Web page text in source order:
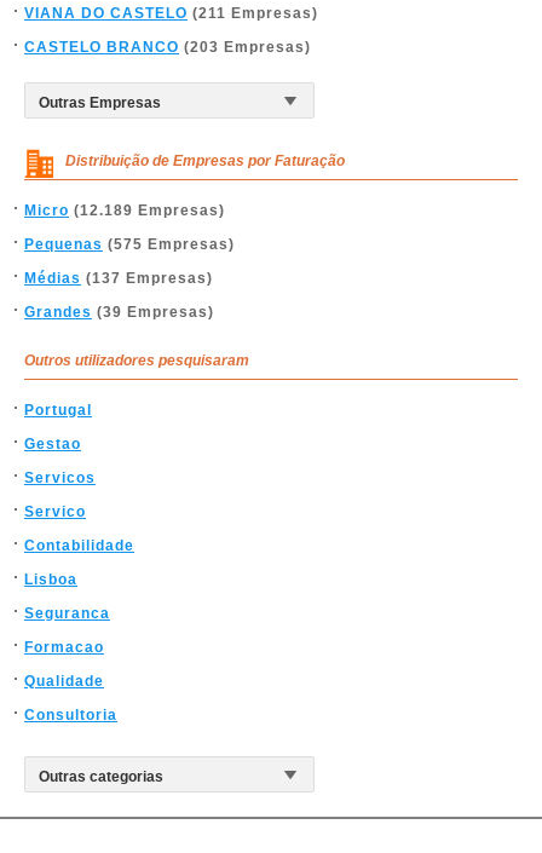
VIANA DO CASTELO (211 Empresas)
CASTELO BRANCO (203 Empresas)
Distribuição de Empresas por Faturação
Micro (12.189 Empresas)
Pequenas (575 Empresas)
Médias (137 Empresas)
Grandes (39 Empresas)
Outros utilizadores pesquisaram
Portugal
Gestao
Servicos
Servico
Contabilidade
Lisboa
Seguranca
Formacao
Qualidade
Consultoria